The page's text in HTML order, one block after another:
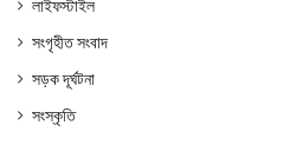
লাইফস্টাইল
সংগৃহীত সংবাদ
সড়ক দূর্ঘটনা
সংস্কৃতি